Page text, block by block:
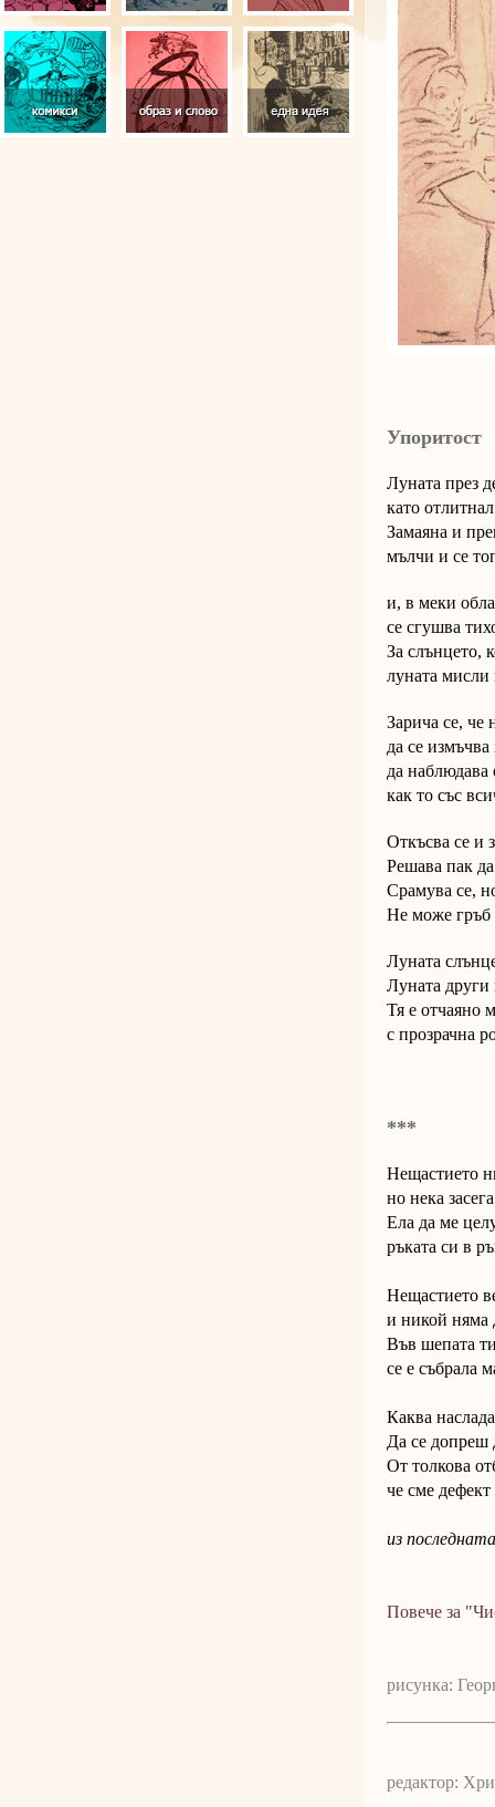
Упоритост
Луната през
като
Замаяна и
мълчи и се
и, в меки
се сгушва
За слънцето,
луната
Зарича се, че
да се
да наблюдава
как то със
Откъсва се и
Решава пак
Срамува се,
Не може гръб
Луната
Луната други
Тя е отчаяно
с прозрачна
***
Нещастието
но нека
Ела да ме
ръката си в
Нещастието
и никой няма
Във шепата
се е събрала
Каква
Да се допреш
От толкова
че сме
из
Повече за
рисунка:
редактор: